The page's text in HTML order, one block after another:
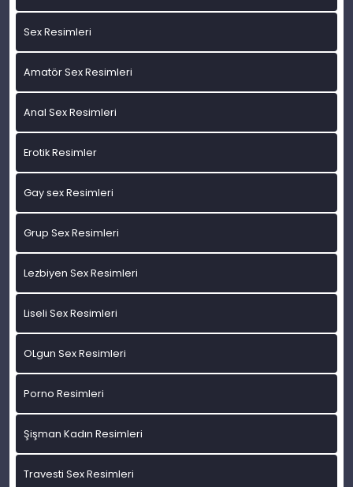
Sex Resimleri
Amatör Sex Resimleri
Anal Sex Resimleri
Erotik Resimler
Gay sex Resimleri
Grup Sex Resimleri
Lezbiyen Sex Resimleri
Liseli Sex Resimleri
OLgun Sex Resimleri
Porno Resimleri
Şişman Kadın Resimleri
Travesti Sex Resimleri